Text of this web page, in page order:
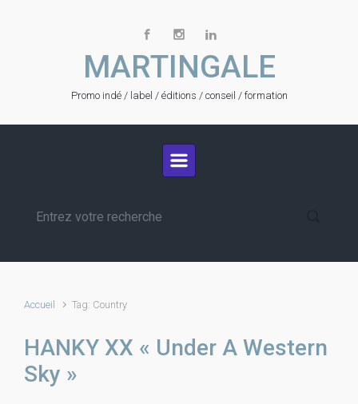
MARTINGALE
Promo indé / label / éditions / conseil / formation
Accueil Tag: Country
HANKY XX « Under A Western
Sky »